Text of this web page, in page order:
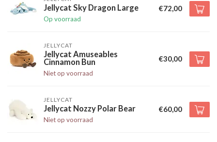
Jellycat Sky Dragon Large
Op voorraad
€72,00
JELLYCAT
Jellycat Amuseables
Cinnamon Bun
Niet op voorraad
€30,00
JELLYCAT
Jellycat Nozzy Polar Bear
Niet op voorraad
€60,00